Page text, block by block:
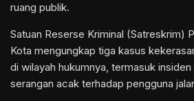
ruang publik.
Satuan Reserse Kriminal (Satreskrim)
Kota mengungkap tiga kasus
di wilayah hukumnya, termasuk
serangan acak terhadap pengguna